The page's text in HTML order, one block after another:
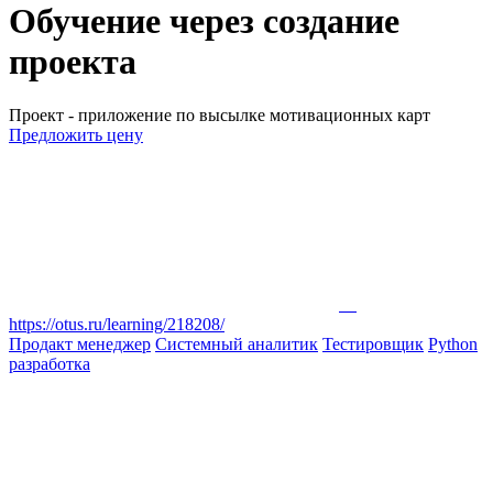
Обучение через создание
проекта
Проект - приложение по высылке мотивационных карт
Предложить цену
https://otus.ru/learning/218208/
Продакт менеджер Системный аналитик Тестировщик Python
разработка